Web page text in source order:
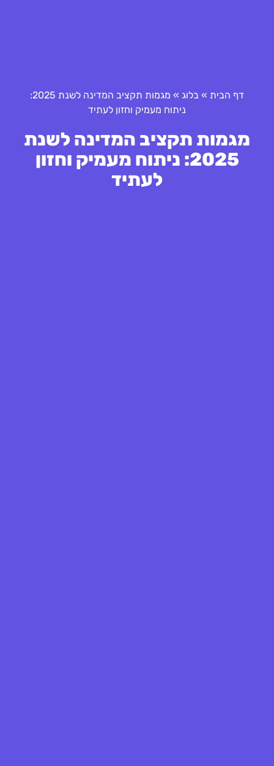
דף הבית » בלוג »
מגמות תקציב המדינה לשנת 2025:
ניתוח מעמיק וחזון לעתיד
מגמות תקציב המדינה לשנת
2025: ניתוח מעמיק וחזון
לעתיד